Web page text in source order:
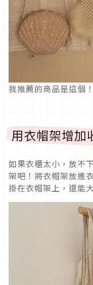
我推薦的商品是這個！
用衣帽架增加
如果衣櫃太小，放不
架吧！將衣帽架放進
掛在衣帽架上，還能